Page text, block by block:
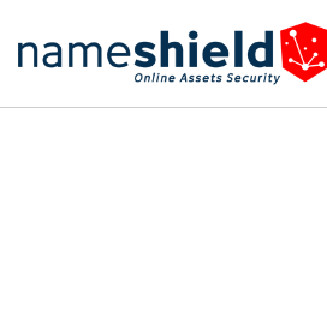
Aller
au